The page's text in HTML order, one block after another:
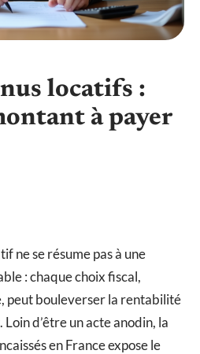
locatifs :
à payer
ne se résume pas à une
: chaque choix fiscal,
peut bouleverser la rentabilité
d’être un acte anodin, la
en France expose le